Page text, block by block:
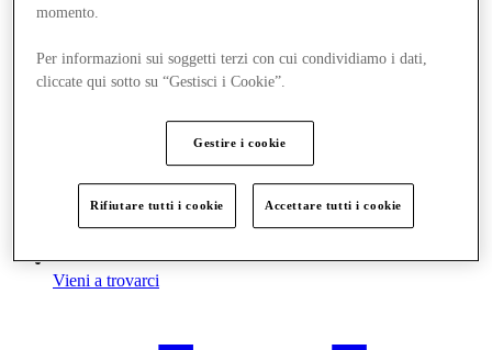
Vieni a trovarci
momento.
Per informazioni sui soggetti terzi con cui condividiamo i dati,
cliccate qui sotto su “Gestisci i Cookie”.
Gestire i cookie
Rifiutare tutti i cookie Accettare tutti i cookie